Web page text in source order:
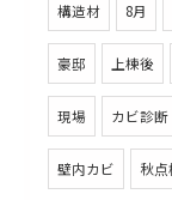
構造材 8月
豪邸 上棟後
現場 カビ診断
壁内カビ 秋点